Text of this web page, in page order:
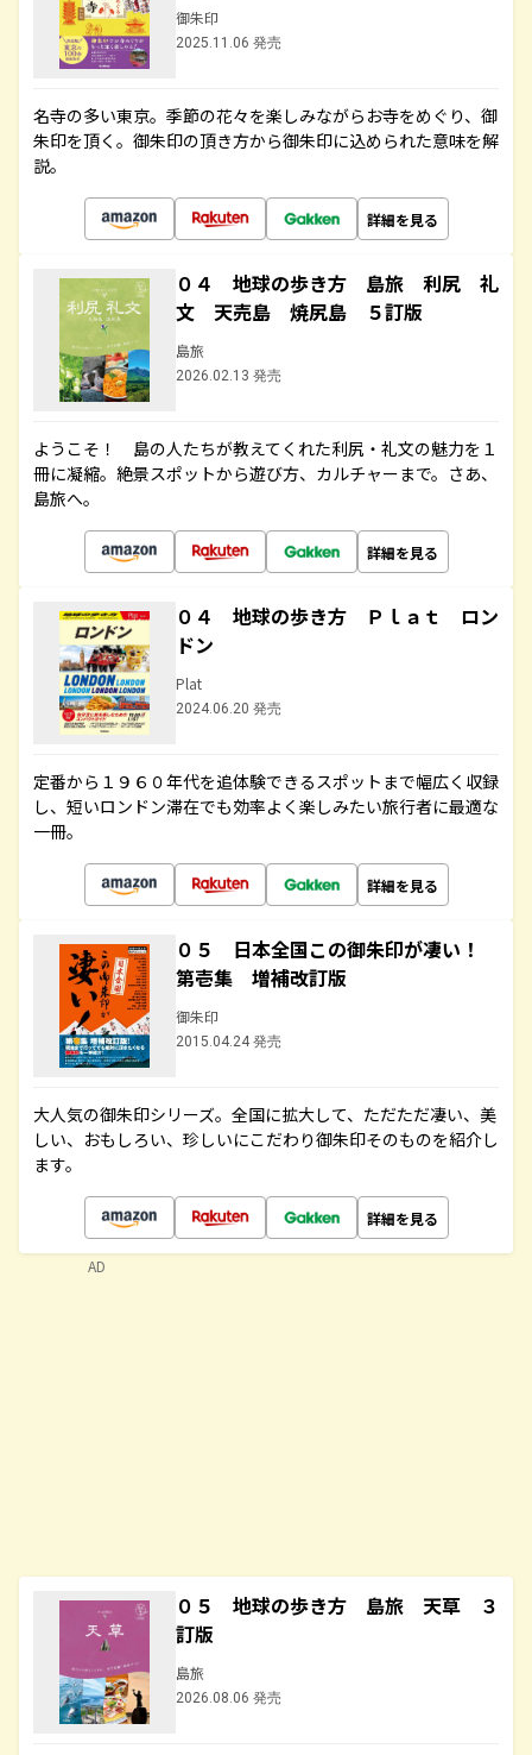
御朱印
2025.11.06 発売
名寺の多い東京。季節の花々を楽しみながらお寺をめぐり、御
朱印を頂く。御朱印の頂き方から御朱印に込められた意味を解
説。
詳細を見る
０４ 地球の歩き方 島旅 利尻 礼
文 天売島 焼尻島 ５訂版
島旅
2026.02.13 発売
ようこそ！ 島の人たちが教えてくれた利尻・礼文の魅力を１
冊に凝縮。絶景スポットから遊び方、カルチャーまで。さあ、
島旅へ。
詳細を見る
０４ 地球の歩き方 Ｐｌａｔ ロン
ドン
Plat
2024.06.20 発売
定番から１９６０年代を追体験できるスポットまで幅広く収録
し、短いロンドン滞在でも効率よく楽しみたい旅行者に最適な
一冊。
詳細を見る
０５ 日本全国この御朱印が凄い！
第壱集 増補改訂版
御朱印
2015.04.24 発売
大人気の御朱印シリーズ。全国に拡大して、ただただ凄い、美
しい、おもしろい、珍しいにこだわり御朱印そのものを紹介し
ます。
詳細を見る
０５ 地球の歩き方 島旅 天草 ３
訂版
島旅
2026.08.06 発売
AD